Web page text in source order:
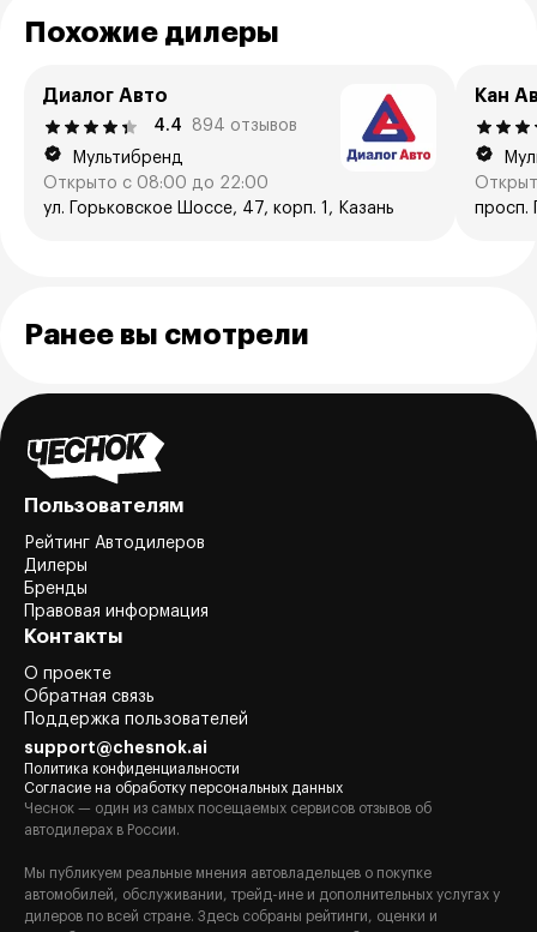
Похожие дилеры
Диалог Авто
4.4
894 отзывов
Мультибренд
Открыто с 08:00 до 22:00
ул. Горьковское Шоссе, 47, корп. 1, Казань
Кан
просп.
Ранее вы смотрели
Пользователям
Рейтинг Автодилеров
Дилеры
Бренды
Правовая информация
Контакты
О проекте
Обратная связь
Поддержка пользователей
support@chesnok.ai
Политика конфиденциальности
Согласие на обработку персональных данных
Чеснок — один из самых посещаемых сервисов отзывов об
автодилерах в России.
Мы публикуем реальные мнения автовладельцев о покупке
автомобилей, обслуживании, трейд-ине и дополнительных услугах у
дилеров по всей стране. Здесь собраны рейтинги, оценки и